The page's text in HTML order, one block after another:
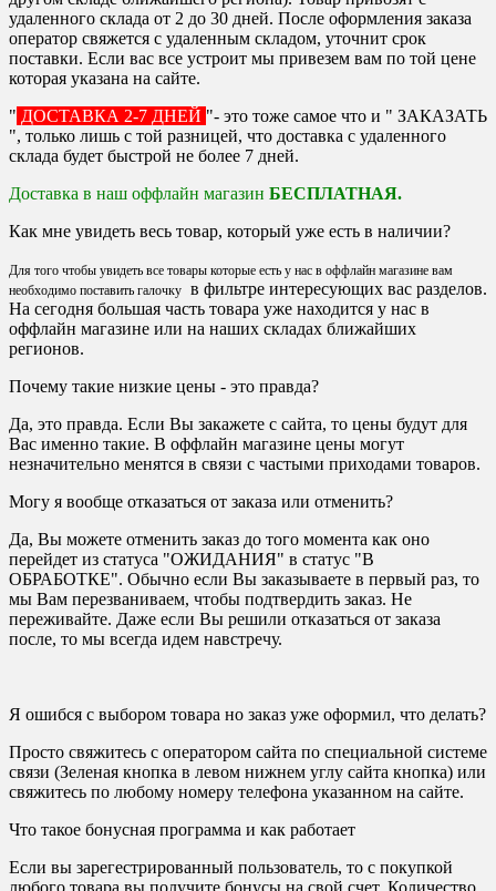
удаленного склада от 2 до 30 дней. После оформления заказа
оператор свяжется с удаленным складом, уточнит срок
поставки. Если вас все устроит мы привезем вам по той цене
которая указана на сайте.
" ДОСТАВКА 2-7 ДНЕЙ "- это тоже самое что и " ЗАКАЗАТЬ
", только лишь с той разницей, что доставка с удаленного
склада будет быстрой не более 7 дней.
Доставка в наш оффлайн магазин БЕСПЛАТНАЯ.
Как мне увидеть весь товар, который уже есть в наличии?
Для того чтобы увидеть все товары которые есть у нас в оффлайн магазине вам
необходимо поставить галочку в фильтре интересующих вас разделов.
На сегодня большая часть товара уже находится у нас в
оффлайн магазине или на наших складах ближайших
регионов.
Почему такие низкие цены - это правда?
Да, это правда. Если Вы закажете с сайта, то цены будут для
Вас именно такие. В оффлайн магазине цены могут
незначительно менятся в связи с частыми приходами товаров.
Могу я вообще отказаться от заказа или отменить?
Да, Вы можете отменить заказ до того момента как оно
перейдет из статуса "ОЖИДАНИЯ" в статус "В
ОБРАБОТКЕ". Обычно если Вы заказываете в первый раз, то
мы Вам перезваниваем, чтобы подтвердить заказ. Не
переживайте. Даже если Вы решили отказаться от заказа
после, то мы всегда идем навстречу.
Я ошибся с выбором товара но заказ уже оформил, что делать?
Просто свяжитесь с оператором сайта по специальной системе
связи (Зеленая кнопка в левом нижнем углу сайта кнопка) или
свяжитесь по любому номеру телефона указанном на сайте.
Что такое бонусная программа и как работает
Если вы зарегестрированный пользователь, то с покупкой
любого товара вы получите бонусы на свой счет. Количество